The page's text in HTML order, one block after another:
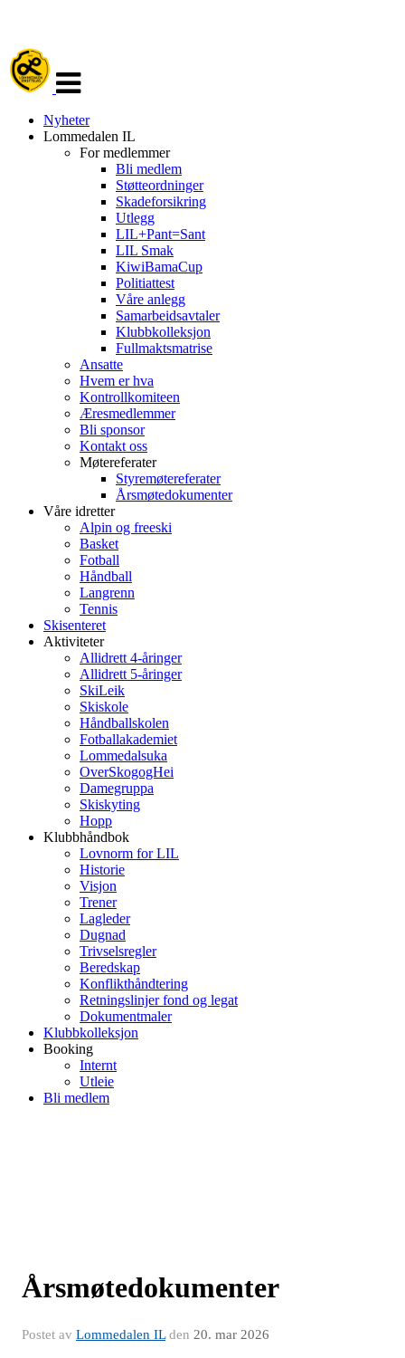
navigasjon
Nyheter
Lommedalen IL
For medlemmer
Bli medlem
Støtteordninger
Skadeforsikring
Utlegg
LIL+Pant=Sant
LIL Smak
KiwiBamaCup
Politiattest
Våre anlegg
Samarbeidsavtaler
Klubbkolleksjon
Fullmaktsmatrise
Ansatte
Hvem er hva
Kontrollkomiteen
Æresmedlemmer
Bli sponsor
Kontakt oss
Møtereferater
Styremøtereferater
Årsmøtedokumenter
Våre idretter
Alpin og freeski
Basket
Fotball
Håndball
Langrenn
Tennis
Skisenteret
Aktiviteter
Allidrett 4-åringer
Allidrett 5-åringer
SkiLeik
Skiskole
Håndballskolen
Fotballakademiet
Lommedalsuka
OverSkogogHei
Damegruppa
Skiskyting
Hopp
Klubbhåndbok
Lovnorm for LIL
Historie
Visjon
Trener
Lagleder
Dugnad
Trivselsregler
Beredskap
Konflikthåndtering
Retningslinjer fond og legat
Dokumentmaler
Klubbkolleksjon
Booking
Internt
Utleie
Bli medlem
Årsmøtedokumenter
Postet av Lommedalen ILden 20. mar 2026